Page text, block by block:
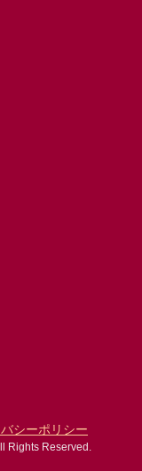
シーポリシー
Rights Reserved.